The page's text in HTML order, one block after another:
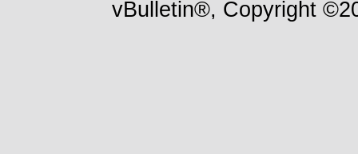
vBulletin®, Copyright